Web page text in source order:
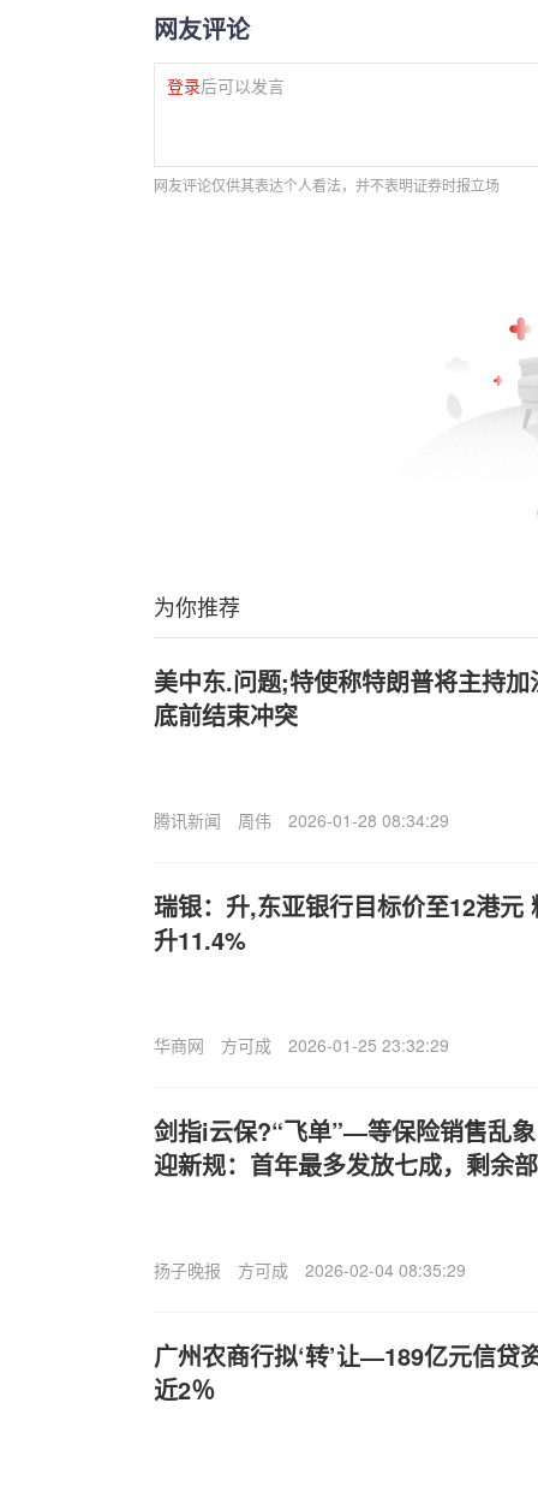
网友评论
登录后可以发言
网友评论仅供其表达个人看法，并不表明证券时报立场
为你推荐
美中东.问题;特使称特朗普将主持
底前结束冲突
腾讯新闻 周伟 2026-01-28 08:34:29
瑞银：升,东亚银行目标价至12港元
升11.4%
华商网 方可成 2026-01-25 23:32:29
剑指i云保?“飞单”—等保险销售乱
迎新规：首年最多发放七成，剩余
扬子晚报 方可成 2026-02-04 08:35:29
广州农商行拟‘转’让—189亿元信贷
近2％